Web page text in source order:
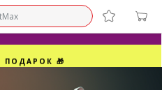
⚡ ВАШ РАЗМЕР
ОТ 1500₽⚡️